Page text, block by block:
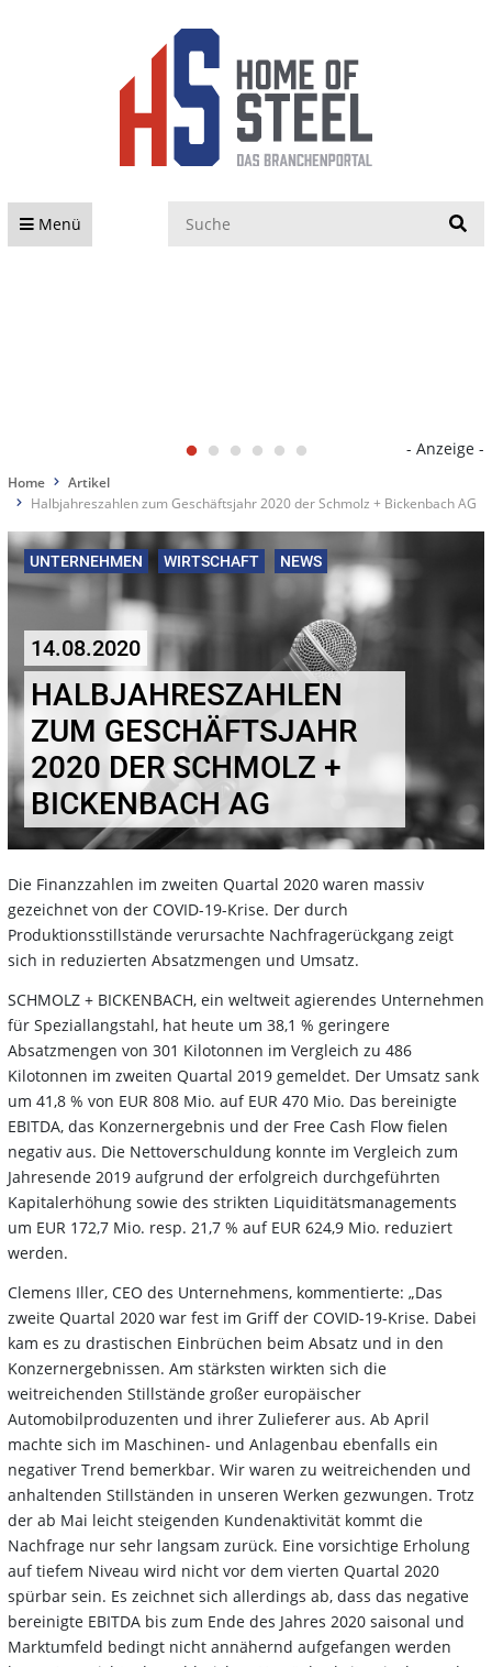
Menü
- Anzeige -
Home
Artikel
Halbjahreszahlen zum Geschäftsjahr 2020 der Schmolz + Bickenbach AG
UNTERNEHMEN WIRTSCHAFT NEWS
14.08.2020
HALBJAHRESZAHLEN
ZUM GESCHÄFTSJAHR
2020 DER SCHMOLZ +
BICKENBACH AG
Die Finanzzahlen im zweiten Quartal 2020 waren massiv
gezeichnet von der COVID-19-Krise. Der durch
Produktionsstillstände verursachte Nachfragerückgang zeigt
sich in reduzierten Absatzmengen und Umsatz.
SCHMOLZ + BICKENBACH, ein weltweit agierendes Unternehmen
für Speziallangstahl, hat heute um 38,1 % geringere
Absatzmengen von 301 Kilotonnen im Vergleich zu 486
Kilotonnen im zweiten Quartal 2019 gemeldet. Der Umsatz sank
um 41,8 % von EUR 808 Mio. auf EUR 470 Mio. Das bereinigte
EBITDA, das Konzernergebnis und der Free Cash Flow fielen
negativ aus. Die Nettoverschuldung konnte im Vergleich zum
Jahresende 2019 aufgrund der erfolgreich durchgeführten
Kapitalerhöhung sowie des strikten Liquiditätsmanagements
um EUR 172,7 Mio. resp. 21,7 % auf EUR 624,9 Mio. reduziert
werden.
Clemens Iller, CEO des Unternehmens, kommentierte: „Das
zweite Quartal 2020 war fest im Griff der COVID-19-Krise. Dabei
kam es zu drastischen Einbrüchen beim Absatz und in den
Konzernergebnissen. Am stärksten wirkten sich die
weitreichenden Stillstände großer europäischer
Automobilproduzenten und ihrer Zulieferer aus. Ab April
machte sich im Maschinen- und Anlagenbau ebenfalls ein
negativer Trend bemerkbar. Wir waren zu weitreichenden und
anhaltenden Stillständen in unseren Werken gezwungen. Trotz
der ab Mai leicht steigenden Kundenaktivität kommt die
Nachfrage nur sehr langsam zurück. Eine vorsichtige Erholung
auf tiefem Niveau wird nicht vor dem vierten Quartal 2020
spürbar sein. Es zeichnet sich allerdings ab, dass das negative
bereinigte EBITDA bis zum Ende des Jahres 2020 saisonal und
Marktumfeld bedingt nicht annähernd aufgefangen werden